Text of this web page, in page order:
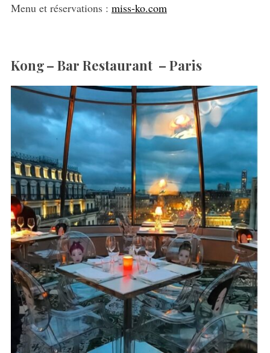
Menu et réservations : miss-ko.com
Kong– Bar Restaurant – Paris
e
a
r
c
h
f
o
r
: